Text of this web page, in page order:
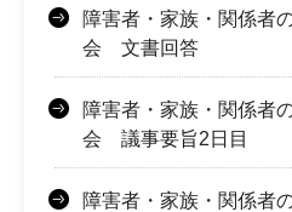
障害者・家族・関係者
会 文書回答
障害者・家族・関係者
会 議事要旨2日目
障害者・家族・関係者